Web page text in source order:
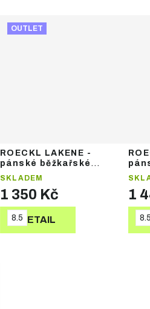
OUTLET
ROECKL LAKENE -
pánské běžkařské
rukavice
SKLADEM
1 350 Kč
DETAIL
8.5
1
8.5